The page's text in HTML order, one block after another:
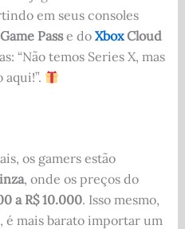
em seus consoles
Game Passe do XboxCloud
“Não temos Series X, mas
os gamers estão
, onde os preços do
a R$ 10.000. Isso mesmo,
é mais barato importar um